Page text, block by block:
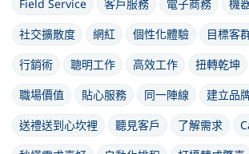
Field Service 客戶服務 電子商務 機
社交擴散度
網紅 個性化體驗 目標客
行銷術
聰明工作 高效工作 扭轉乾坤
職場價值
貼心服務 同一陣線 建立品
送禮送到心坎裡
聽見客戶 了解需求